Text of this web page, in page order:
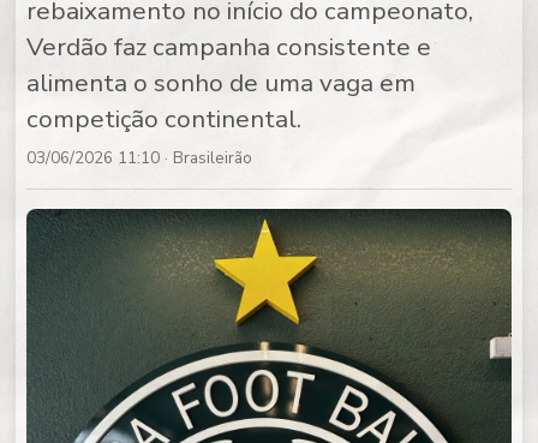
rebaixamento no início do campeonato,
Verdão faz campanha consistente e
alimenta o sonho de uma vaga em
competição continental.
03/06/2026 11:10 · Brasileirão